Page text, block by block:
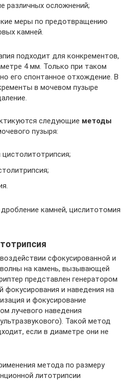
различных осложнений;
меры по предотвращению
камней.
подходит для конкрементов,
4 мм. Только при таком
его спонтанное отхождение. В
в мочевом пузыре
следующие методы
пузыря:
камней, цислитотомия
сфокусированной и
на камень, вызывающей
представлен генератором
фокусирования и наведения на
и фокусирование
лучевого наведения
Такой метод
если в диаметре они не
метода по размеру
литотрипсии